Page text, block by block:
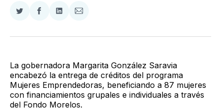
Compartir
Twitter
Compartir
Facebook
Compartir
LinkedIn
Compartir
Email
La gobernadora Margarita González Saravia
encabezó la entrega de créditos del programa
Mujeres Emprendedoras, beneficiando a 87 mujeres
con financiamientos grupales e individuales a través
del Fondo Morelos.